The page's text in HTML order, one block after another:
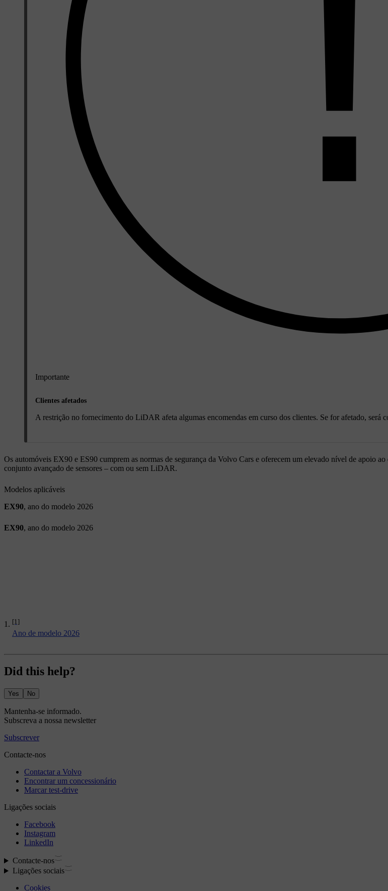
Importante
Clientes afetados
A restrição no fornecimento do LiDAR afeta algumas encomendas em curso dos clientes. Se for afetado, será
Os automóveis EX90 e ES90 cumprem as normas de segurança da Volvo Cars e oferecem um elevado nível de apoio
conjunto avançado de sensores – com ou sem LiDAR.
Modelos aplicáveis
EX90, ano do modelo 2026
EX90, ano do modelo 2026
[1]
Ano de modelo 2026
Did this help?
Yes No